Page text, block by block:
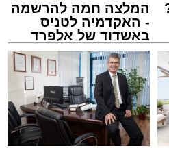
המלצה חמה להרשמה
- האקדמיה לטניס
באשדוד של אלפרד
קריאולנסקי - לילדים